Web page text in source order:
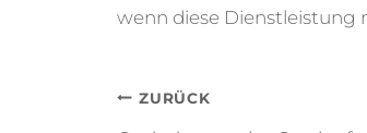
wenn diese Dienstleistung
ZURÜCK